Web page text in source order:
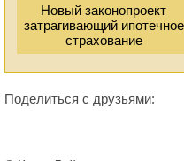
Новый законопроект
затрагивающий ипотечное
страхование
Поделиться с друзьями: